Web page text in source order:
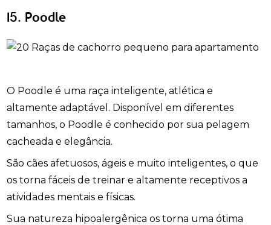
15. Poodle
O Poodle é uma raça inteligente, atlética e
altamente adaptável. Disponível em diferentes
tamanhos, o Poodle é conhecido por sua pelagem
cacheada e elegância.
São cães afetuosos, ágeis e muito inteligentes, o que
os torna fáceis de treinar e altamente receptivos a
atividades mentais e físicas.
Sua natureza hipoalergênica os torna uma ótima